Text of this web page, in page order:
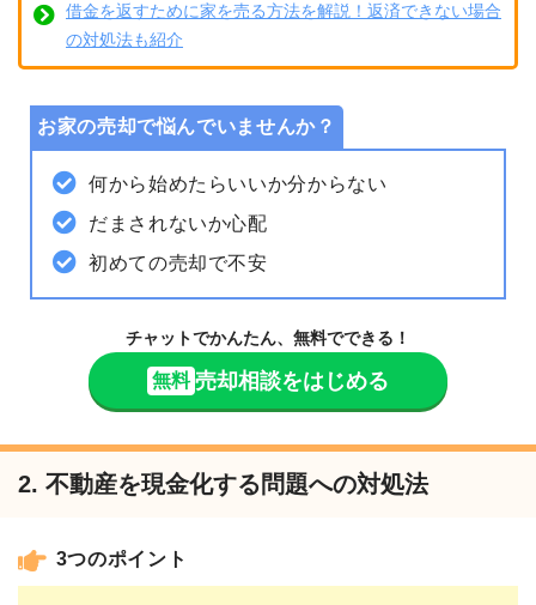
借金を返すために家を売る方法を解説！返済できない場合
の対処法も紹介
お家の売却で悩んでいませんか？
何から始めたらいいか分からない
だまされないか心配
初めての売却で不安
チャットでかんたん、無料でできる！
無料 売却相談をはじめる
2. 不動産を現金化する問題への対処法
3つのポイント